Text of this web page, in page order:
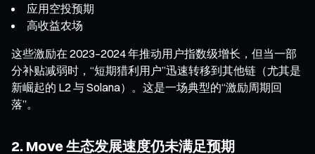
应用空投预期
高收益农场
这些激励在 2023–2024 年推动用户指数级增长，但当一部
分补贴减弱时，“短期猎利用户”迅速转移到其他链（尤其是
新崛起的 L2 与 Solana）。这是一场典型的“激励周期回
落”。
2. Move 生态发展速度仍未满足预期